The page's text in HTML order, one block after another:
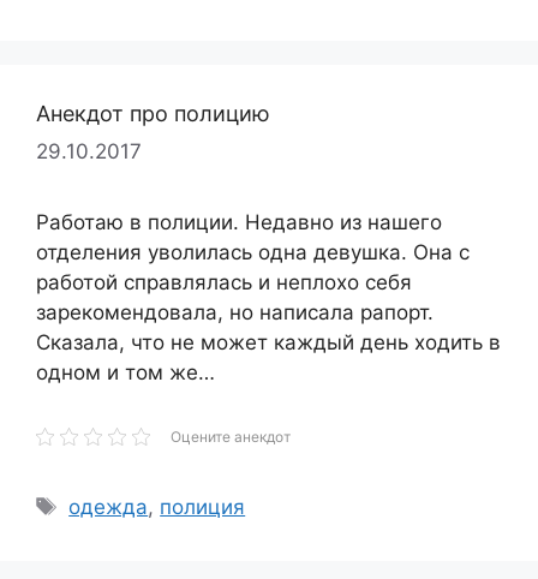
Анекдот про полицию
29.10.2017
Работаю в полиции. Недавно из нашего
отделения уволилась одна девушка. Она с
работой справлялась и неплохо себя
зарекомендовала, но написала рапорт.
Сказала, что не может каждый день ходить в
одном и том же…
Оцените анекдот
Метки
одежда, полиция